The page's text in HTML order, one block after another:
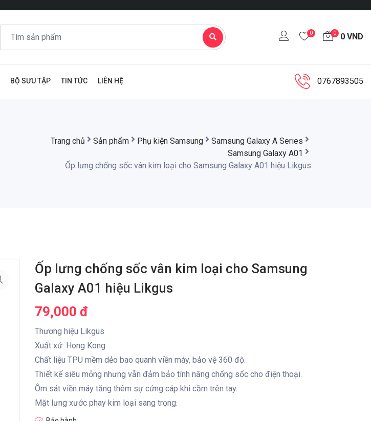
0 0 0 VND
BỘ SƯU TẬP TIN TỨC LIÊN HỆ 0767893505
Trang chủ Sản phẩm Phụ kiện Samsung
Samsung Galaxy A Series
Samsung Galaxy A01
Ốp lưng chống sốc vân kim loại cho Samsung Galaxy A01 hiệu Likgus
Ốp lưng chống sốc vân kim loại cho Samsung
Galaxy A01 hiệu Likgus
79,000 đ
Thương hiệu Likgus
Xuất xứ: Hong Kong
Chất liệu TPU mềm dẻo bao quanh viền máy, bảo vệ 360 độ.
Thiết kế siêu mỏng nhưng vẫn đảm bảo tính năng chống sốc cho điện thoại.
Ôm sát viền máy tăng thêm sự cứng cáp khi cầm trên tay.
Mặt lưng xước phay kim loại sang trọng.